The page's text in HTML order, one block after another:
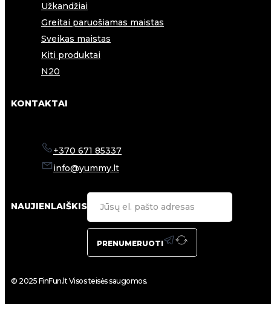
Užkandžiai
Greitai paruošiamas maistas
Sveikas maistas
Kiti produktai
N20
KONTAKTAI
+370 671 85337
info@yummy.lt
NAUJIENLAIŠKIS
PRENUMERUOTI
© 2025 FinFun.lt Visos teisės saugomos.